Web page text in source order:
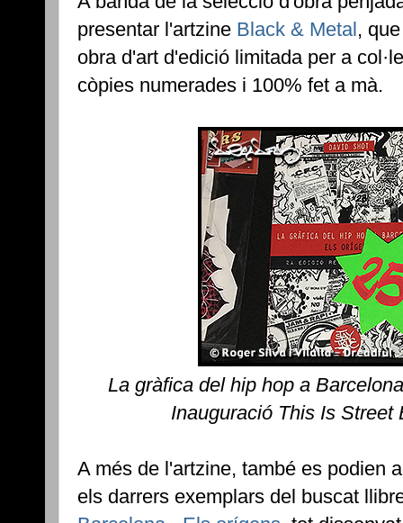
presentar l'artzine Black & Metal,
obra d'art d'edició limitada per a
còpies numerades i 100% fet a mà.
La gràfica del hip hop a
Inauguració This Is Street
A més de l'artzine, també es podien
els darrers exemplars del buscat